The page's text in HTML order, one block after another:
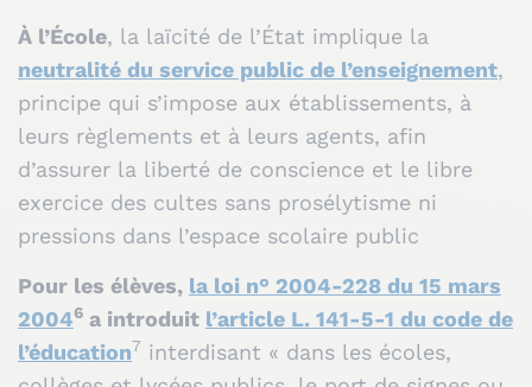
À l’École, la laïcité de l’État implique la
neutralité du service public de l’enseignement,
principe qui s’impose aux établissements, à
leurs règlements et à leurs agents, afin
d’assurer la liberté de conscience et le libre
exercice des cultes sans prosélytisme ni
pressions dans l’espace scolaire public
Pour les élèves, la loi n° 2004-228 du 15 mars
20046 a introduit l’article L. 141-5-1 du code de
l’éducation7 interdisant « dans les écoles,